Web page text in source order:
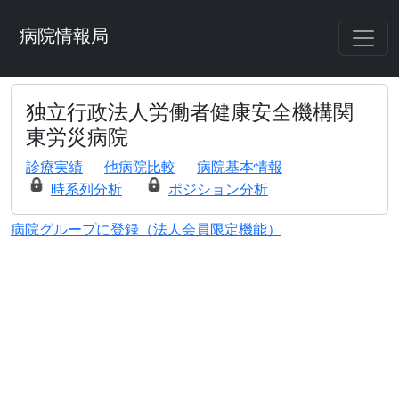
病院情報局
独立行政法人労働者健康安全機構関
東労災病院
診療実績 他病院比較
病院基本情報
時系列分析
ポジション分析
病院グループに登録（法人会員限定機能）